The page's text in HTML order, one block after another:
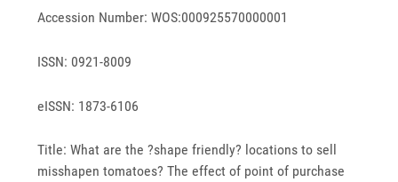
Accession Number: WOS:000925570000001
ISSN: 0921-8009
eISSN: 1873-6106
Title: What are the ?shape friendly? locations to sell
misshapen tomatoes? The effect of point of purchase